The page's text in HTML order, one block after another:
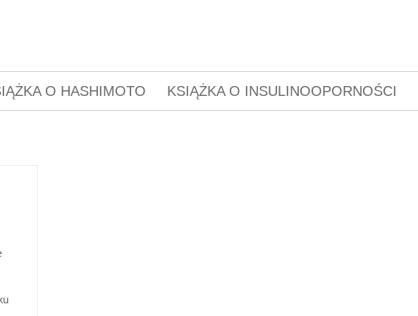
O HASHIMOTO KSIĄŻKA O INSULINOOPORNOŚCI